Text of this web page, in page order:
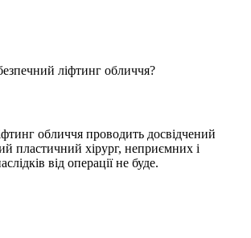
ліфтинг обличчя?
обличчя проводить досвідчений
пластичний хірург, неприємних і
від операції не буде.